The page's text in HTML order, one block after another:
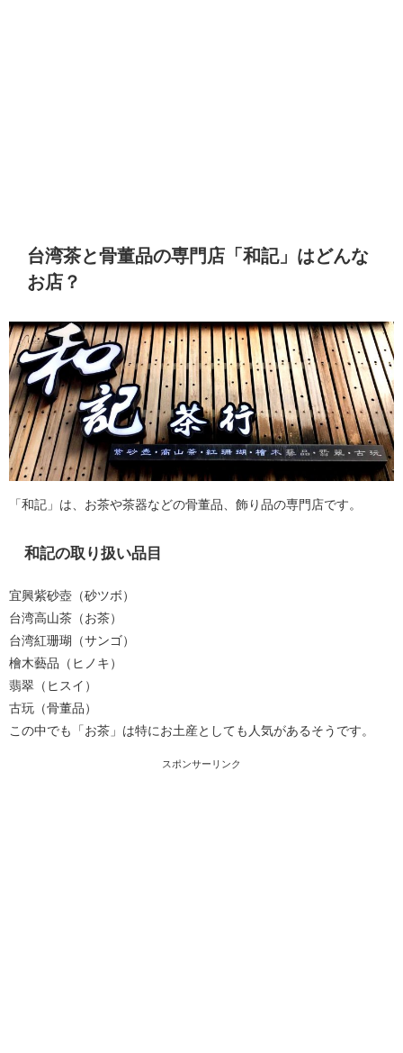
台湾茶と骨董品の専門店「和記」はどんな
お店？
「和記」は、お茶や茶器などの骨董品、飾り品の専門店です。
和記の取り扱い品目
宜興紫砂壺（砂ツボ）
台湾高山茶（お茶）
台湾紅珊瑚（サンゴ）
檜木藝品（ヒノキ）
翡翠（ヒスイ）
古玩（骨董品）
この中でも「お茶」は特にお土産としても人気があるそうです。
スポンサーリンク